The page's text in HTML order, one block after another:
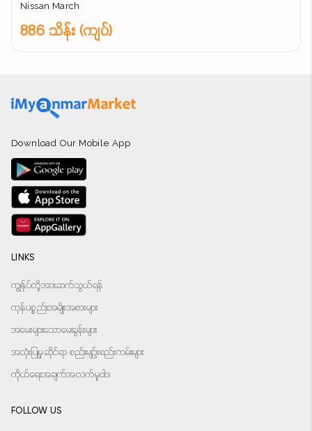
Nissan March
886 သိန်း (ကျပ်)
Download Our Mobile App
LINKS
ကျွန်ုပ်တို့အားဆက်သွယ်ရန်
ကုန်ပစ္စည်းအမျိုးအစားများ
အမေးများသောမေးခွန်းများ
အသုံးပြုမှုဆိုင်ရာ စည်းမျဉ်းစည်းကမ်းများ
ကိုယ်ရေးအချက်အလက်မူဝါဒ
FOLLOW US